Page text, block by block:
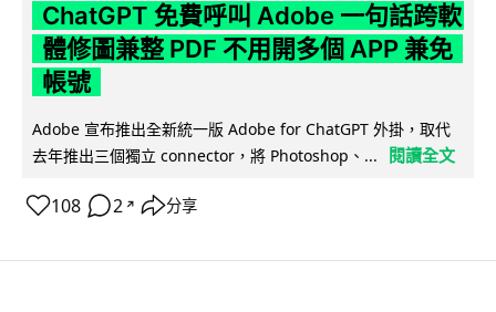
ChatGPT 免費呼叫 Adobe 一句話跨軟
體修圖兼整 PDF 不用開多個 APP 兼免
帳號
Adobe 宣布推出全新統一版 Adobe for ChatGPT 外掛，取代
去年推出三個獨立 connector，將 Photoshop、...
閱讀全文
108 2 ↗ 分享